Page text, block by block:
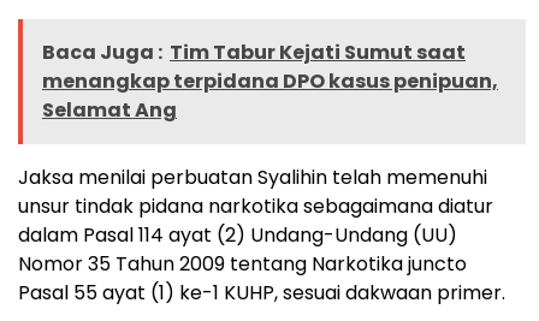
Baca Juga : Tim Tabur Kejati Sumut saat
menangkap terpidana DPO kasus penipuan,
Selamat Ang
Jaksa menilai perbuatan Syalihin telah memenuhi
unsur tindak pidana narkotika sebagaimana diatur
dalam Pasal 114 ayat (2) Undang-Undang (UU)
Nomor 35 Tahun 2009 tentang Narkotika juncto
Pasal 55 ayat (1) ke-1 KUHP, sesuai dakwaan primer.